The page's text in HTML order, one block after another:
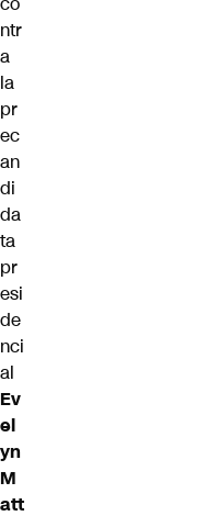
ntr
a
la
pr
ec
an
di
da
ta
pr
esi
de
nci
al
Ev
el
yn
M
att